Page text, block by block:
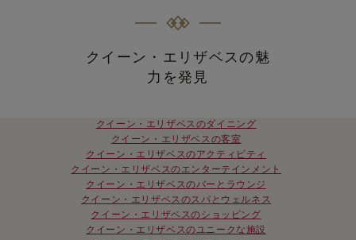
クイーン・エリザベスの魅
力を発見
クイーン・エリザベスのダイニング
クイーン・エリザベスの客室
クイーン・エリザベスのアクティビティ
クイーン・エリザベスのエンターテインメント
クイーン・エリザベスのバーとラウンジ
クイーン・エリザベスのスパとウェルネス
クイーン・エリザベスのショッピング
クイーン・エリザベスのユニークな施設